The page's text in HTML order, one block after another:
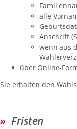
alle
Anschrift
wenn aus
über Online-
Sie erhalten den
Fristen